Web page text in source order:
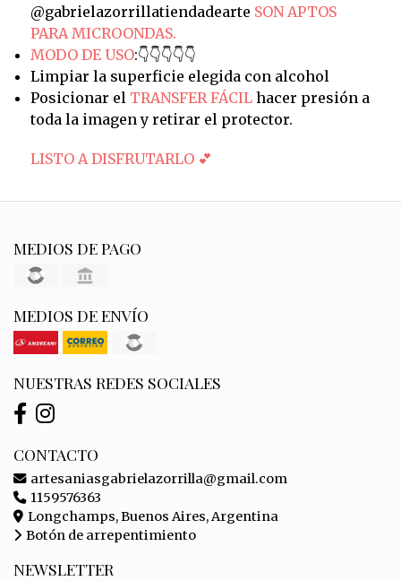
@gabrielazorrillatiendadearte SON APTOS
PARA MICROONDAS.
MODO DE USO:👇👇👇👇👇
Limpiar la superficie elegida con alcohol
Posicionar el TRANSFER FÁCILhacer presión a
toda la imagen y retirar el protector.
LISTO A DISFRUTARLO 💕
MEDIOS DE PAGO
MEDIOS DE ENVÍO
NUESTRAS REDES SOCIALES
CONTACTO
artesaniasgabrielazorrilla@gmail.com
1159576363
Longchamps, Buenos Aires, Argentina
Botón de arrepentimiento
NEWSLETTER